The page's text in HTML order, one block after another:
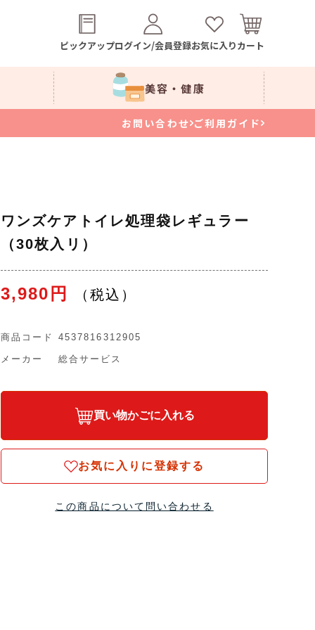
ピックアップログイン/会員登録お気に入りカート
美容・健康
お問い合わせ ご利用ガイド
ワンズケアトイレ処理袋レギュラー
（30枚入リ）
3,980円
商品コード 4537816312905
メーカー 総合サービス
買い物かごに入れる
お気に入りに登録する
この商品について問い合わせる